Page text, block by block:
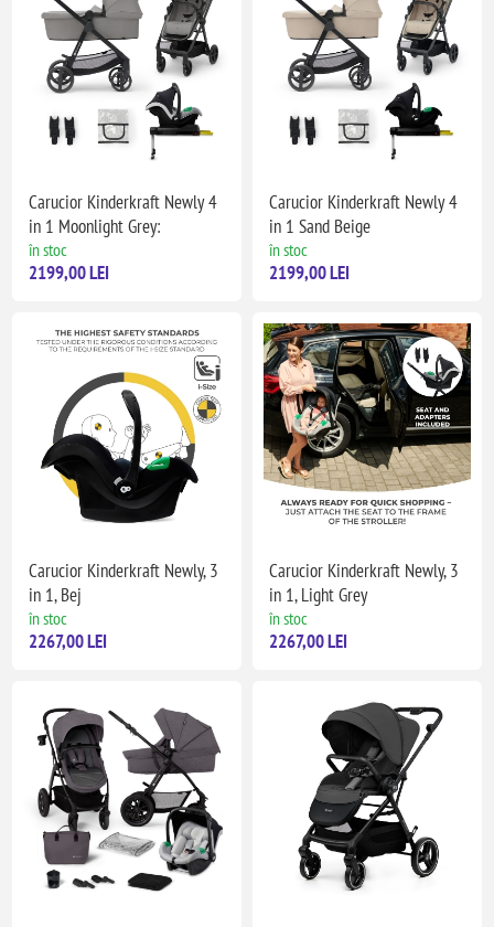
Carucior Kinderkraft Newly 4
in 1 Moonlight Grey:
în stoc
2199,00 LEI
Carucior Kinderkraft Newly 4
in 1 Sand Beige
în stoc
2199,00 LEI
Carucior Kinderkraft Newly, 3
in 1, Bej
în stoc
2267,00 LEI
Carucior Kinderkraft Newly, 3
in 1, Light Grey
în stoc
2267,00 LEI